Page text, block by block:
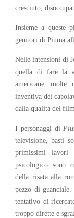
cresciuto,
Insieme a queste
genitori di Piuma
Nelle intensioni di
quella di fare la
americane: molte
inventiva del
dalla qualità del
I personaggi di
televisione, basti
primissimi
psicologico: sono
della risata alla
pezzo di
tentativo di
troppo dirette e